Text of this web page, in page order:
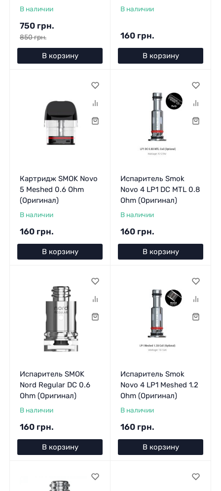
В наличии
750 грн.
850 грн.
В корзину
В наличии
160 грн.
В корзину
Картридж SMOK Novo
5 Meshed 0.6 Ohm
(Оригинал)
В наличии
160 грн.
В корзину
Испаритель Smok
Novo 4 LP1 DC MTL 0.8
Ohm (Оригинал)
В наличии
160 грн.
В корзину
Испаритель SMOK
Nord Regular DC 0.6
Ohm (Оригинал)
В наличии
160 грн.
В корзину
Испаритель Smok
Novo 4 LP1 Meshed 1.2
Ohm (Оригинал)
В наличии
160 грн.
В корзину